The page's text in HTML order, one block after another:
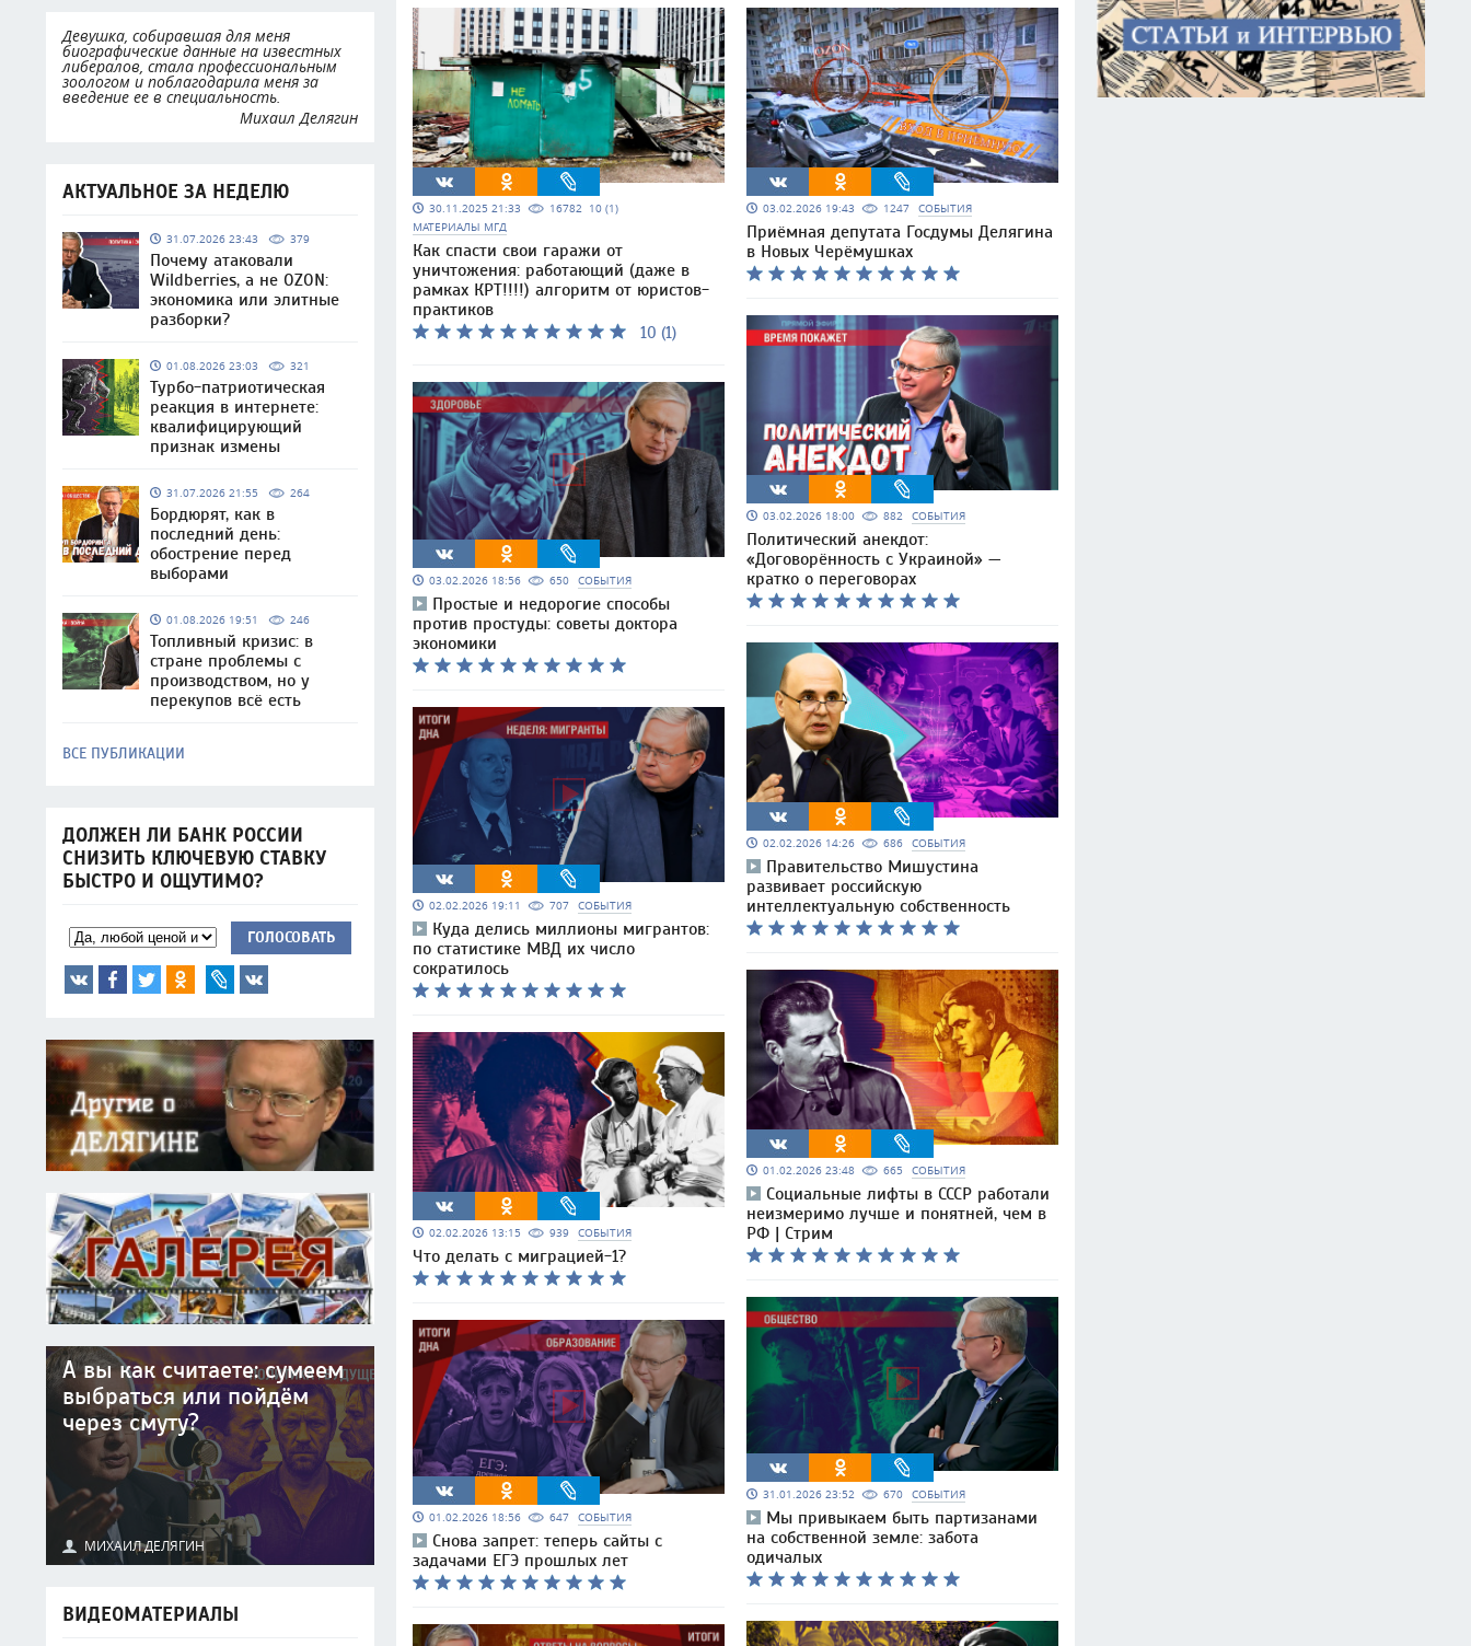
Девушка, собиравшая для меня
биографические данные на известных
либералов, стала профессиональным
зоологом и поблагодарила меня за
введение ее в специальность.
Михаил Делягин
АКТУАЛЬНОЕ ЗА НЕДЕЛЮ
31.07.2026 23:43 379
Почему атаковали
Wildberries, а не OZON:
экономика или элитные
разборки?
01.08.2026 23:03 321
Турбо-патриотическая
реакция в интернете:
квалифицирующий
признак измены
31.07.2026 21:55 264
Бордюрят, как в
последний день:
обострение перед
выборами
01.08.2026 19:51 246
Топливный кризис: в
стране проблемы с
производством, но у
перекупов всё есть
ВСЕ ПУБЛИКАЦИИ
ДОЛЖЕН ЛИ БАНК РОССИИ
СНИЗИТЬ КЛЮЧЕВУЮ СТАВКУ
БЫСТРО И ОЩУТИМО?
ГОЛОСОВАТЬ
А вы как считаете: сумеем
выбраться или пойдём
через смуту?
МИХАИЛ ДЕЛЯГИН
ВИДЕОМАТЕРИАЛЫ
30.11.2025 21:33 16782 10 (1)
МАТЕРИАЛЫ МГД
Как спасти свои гаражи от
уничтожения: работающий (даже в
рамках КРТ!!!!) алгоритм от юристов-
практиков
10 (1)
03.02.2026 18:56 650 СОБЫТИЯ
Простые и недорогие способы
против простуды: советы доктора
экономики
02.02.2026 19:11 707 СОБЫТИЯ
Куда делись миллионы мигрантов:
по статистике МВД их число
сократилось
02.02.2026 13:15 939 СОБЫТИЯ
Что делать с миграцией-1?
01.02.2026 18:56 647 СОБЫТИЯ
Снова запрет: теперь сайты с
задачами ЕГЭ прошлых лет
03.02.2026 19:43 1247 СОБЫТИЯ
Приёмная депутата Госдумы Делягина
в Новых Черёмушках
03.02.2026 18:00 882 СОБЫТИЯ
Политический анекдот:
«Договорённость с Украиной» —
кратко о переговорах
02.02.2026 14:26 686 СОБЫТИЯ
Правительство Мишустина
развивает российскую
интеллектуальную собственность
01.02.2026 23:48 665 СОБЫТИЯ
Социальные лифты в СССР работали
неизмеримо лучше и понятней, чем в
РФ | Стрим
31.01.2026 23:52 670 СОБЫТИЯ
Мы привыкаем быть партизанами
на собственной земле: забота
одичалых